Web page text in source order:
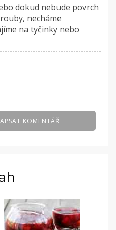
dokud nebude povrch
necháme
na tyčinky nebo
KOMENTÁŘ